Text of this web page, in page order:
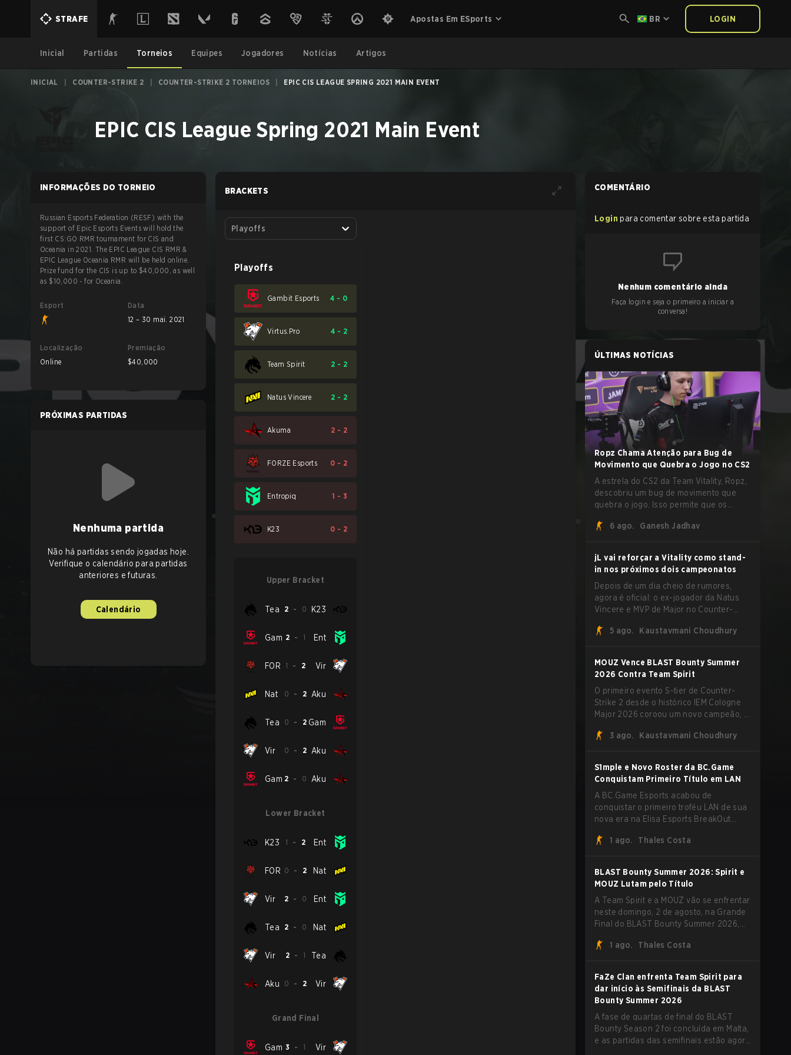
STRAFE Apostas Em ESports BR LOGIN
Inicial Partidas Torneios Equipes Jogadores Notícias Artigos
INICIAL COUNTER-STRIKE 2 COUNTER-STRIKE 2 TORNEIOS EPIC CIS LEAGUE SPRING 2021 MAIN EVENT
EPIC CIS League Spring 2021 Main Event
INFORMAÇÕES DO TORNEIO
Russian Esports Federation (RESF) with the
support of Epic Esports Events will hold the
first CS:GO RMR tournament for CIS and
Oceania in 2021. The EPIC League CIS RMR &
EPIC League Oceania RMR will be held online.
Prize fund for the CIS is up to $40,000, as well
as $10,000 - for Oceania.
Esport
Data
12 – 30 mai. 2021
Localização
Online
Premiação
$40,000
PRÓXIMAS PARTIDAS
Nenhuma partida
Não há partidas sendo jogadas hoje.
Verifique o calendário para partidas
anteriores e futuras.
Calendário
BRACKETS
Playoffs
Playoffs
Gambit Esports 4 - 0
Virtus.Pro 4 - 2
Team Spirit 2 - 2
Natus Vincere 2 - 2
Akuma 2 - 2
FORZE Esports 0 - 2
Entropiq 1 - 3
K23 0 - 2
Upper Bracket
Tea 2 - 0 K23
Gam 2 - 1 Ent
FOR 1 - 2 Vir
Nat 0 - 2 Aku
Tea 0 - 2 Gam
Vir 0 - 2 Aku
Gam 2 - 0 Aku
Lower Bracket
K23 1 - 2 Ent
FOR 0 - 2 Nat
Vir 2 - 0 Ent
Tea 2 - 0 Nat
Vir 2 - 1 Tea
Aku 0 - 2 Vir
Grand Final
Gam 3 - 1 Vir
COMENTÁRIO
Login para comentar sobre esta partida
Nenhum comentário ainda
Faça login e seja o primeiro a iniciar a
conversa!
ÚLTIMAS NOTÍCIAS
Ropz Chama Atenção para Bug de
Movimento que Quebra o Jogo no CS2
A estrela do CS2 da Team Vitality, Ropz,
descobriu um bug de movimento que
quebra o jogo. Isso permite que os
extremas explorando o sistema subtick.
6 ago. Ganesh Jadhav
jL vai reforçar a Vitality como stand-
in nos próximos dois campeonatos
Depois de um dia cheio de rumores,
agora é oficial: o ex-jogador da Natus
Vincere e MVP de Major no Counter-
vestir a camisa da Team Vitality na
5 ago. Kaustavmani Choudhury
MOUZ Vence BLAST Bounty Summer
2026 Contra Team Spirit
O primeiro evento S-tier de Counter-
Strike 2 desde o histórico IEM Cologne
Major 2026 coroou um novo campeão, e
desconhecida. MOUZ, recém-saído de
dominante por 3-1 para erguer o troféu
do BLAST Bounty Summer 2026.
3 ago. Kaustavmani Choudhury
S1mple e Novo Roster da BC.Game
Conquistam Primeiro Título em LAN
A BC.Game Esports acabou de
conquistar o primeiro troféu LAN de sua
nova era na Elisa Esports BreakOut
oposição forte. O roster revigorado
vitórias seguidas e uma varrida limpa de
2-0 na final.
1 ago. Thales Costa
BLAST Bounty Summer 2026: Spirit e
MOUZ Lutam pelo Título
A Team Spirit e a MOUZ vão se enfrentar
neste domingo, 2 de agosto, na Grande
Final do BLAST Bounty Summer 2026,
que já entregou várias surpresas pelo
1 ago. Thales Costa
FaZe Clan enfrenta Team Spirit para
dar início às Semifinais da BLAST
Bounty Summer 2026
A fase de quartas de final do BLAST
Bounty Season 2 foi concluída em Malta,
e as partidas das semifinais estão agora